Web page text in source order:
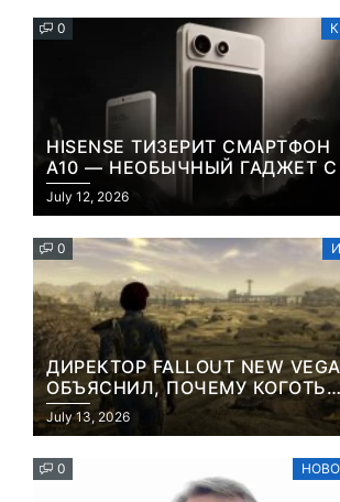
0
HISENSE ТИЗЕРИТ СМАРТФОН
A10 — НЕОБЫЧНЫЙ ГАДЖЕТ С
INK-ЭКРАНОМ И СЪЕМНОЙ
ПАНЕЛЬЮ ДЛЯ ЦВЕТНОГО
July 12, 2026
0
ДИРЕКТОР FALLOUT NEW
ОБЪЯСНИЛ, ПОЧЕМУ КОГОТЬ
СМЕРТИ У КАРЬЕРА
СНОСИТ ВАМ ГОЛОВУ
July 13, 2026
0